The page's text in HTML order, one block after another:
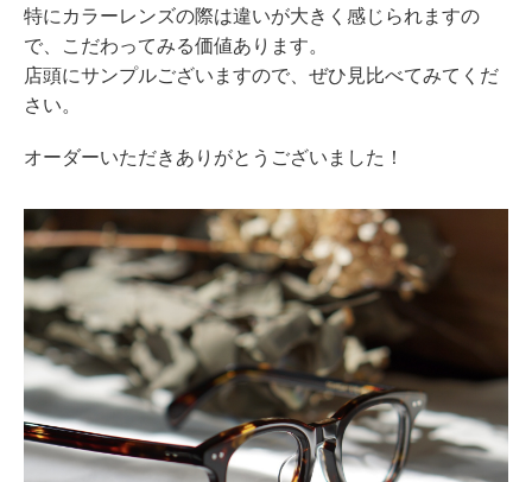
特にカラーレンズの際は違いが大きく感じられますの
で、こだわってみる価値あります。
店頭にサンプルございますので、ぜひ見比べてみてくだ
さい。
オーダーいただきありがとうございました！